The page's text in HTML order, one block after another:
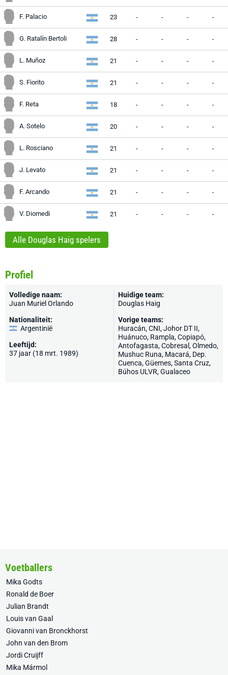
F. Palacio 23 - - - -
G. Ratalín Bertoli 28 - - - -
L. Muñoz 21 - - - -
S. Fiorito 21 - - - -
F. Reta 18 - - - -
A. Sotelo 20 - - - -
L. Rosciano 21 - - - -
J. Levato 21 - - - -
F. Arcando 21 - - - -
V. Diomedi 21 - - - -
Alle Douglas Haig spelers
Profiel
Volledige naam:
Juan Muriel Orlando
Nationaliteit:
Argentinië
Leeftijd:
37 jaar (18 mrt. 1989)
Huidige team:
Douglas Haig
Vorige teams:
Huracán, CNI, Johor DT II,
Huánuco, Rampla, Copiapó,
Antofagasta, Cobresal, Olmedo,
Mushuc Runa, Macará, Dep.
Cuenca, Güemes, Santa Cruz,
Búhos ULVR, Gualaceo
Voetballers
Mika Godts
Ronald de Boer
Julian Brandt
Louis van Gaal
Giovanni van Bronckhorst
John van den Brom
Jordi Cruijff
Mika Mármol